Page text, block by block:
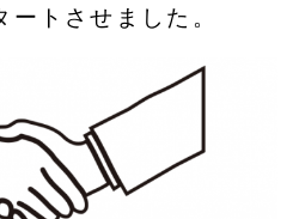
トさせました。